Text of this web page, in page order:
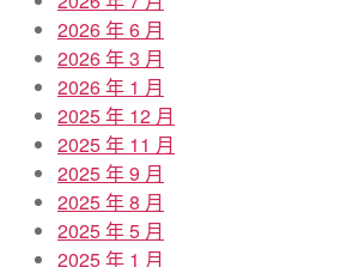
2026 年 6 月
2026 年 3 月
2026 年 1 月
2025 年 12 月
2025 年 11 月
2025 年 9 月
2025 年 8 月
2025 年 5 月
2025 年 1 月